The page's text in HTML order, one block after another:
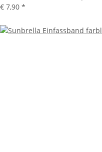
€ 7,90 *